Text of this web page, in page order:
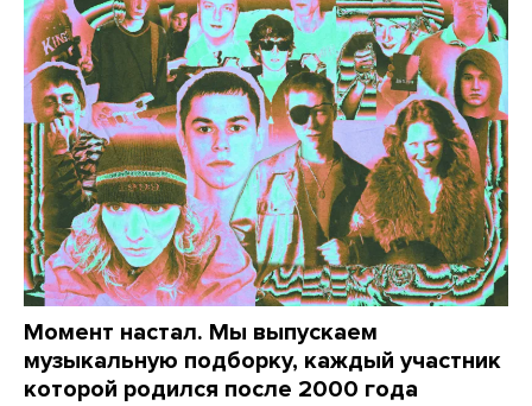
Момент настал. Мы выпускаем
музыкальную подборку, каждый участник
которой родился после 2000 года